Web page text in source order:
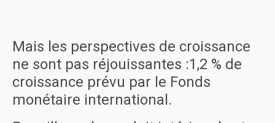
Mais les perspectives de croissance
ne sont pas réjouissantes :1,2 % de
croissance prévu par le Fonds
monétaire international.